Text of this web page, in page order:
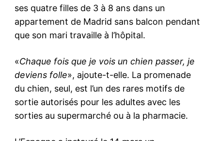
ses quatre filles de 3 à 8 ans dans un
appartement de Madrid sans balcon pendant
que son mari travaille à l’hôpital.
«Chaque fois que je vois un chien passer, je
deviens folle», ajoute-t-elle. La promenade
du chien, seul, est l’un des rares motifs de
sortie autorisés pour les adultes avec les
sorties au supermarché ou à la pharmacie.